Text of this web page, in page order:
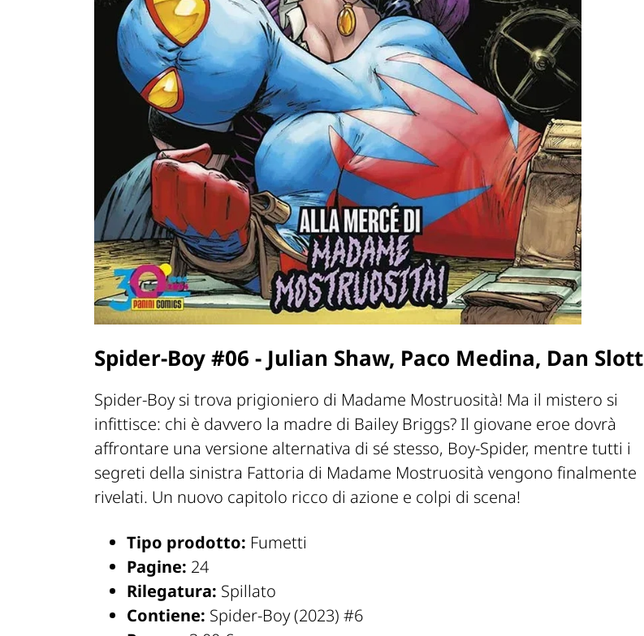
Spider-Boy #06 - Julian Shaw, Paco Medina, Dan Slott
Spider-Boy si trova prigioniero di Madame Mostruosità! Ma il mistero si
infittisce: chi è davvero la madre di Bailey Briggs? Il giovane eroe dovrà
affrontare una versione alternativa di sé stesso, Boy-Spider, mentre tutti i
segreti della sinistra Fattoria di Madame Mostruosità vengono finalmente
rivelati. Un nuovo capitolo ricco di azione e colpi di scena!
Tipo prodotto: Fumetti
Pagine: 24
Rilegatura: Spillato
Contiene: Spider-Boy (2023) #6